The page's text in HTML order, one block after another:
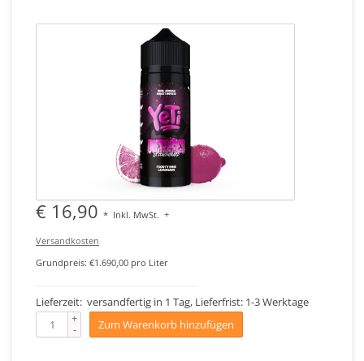
€ 16,90 * Inkl. MwSt. +
Versandkosten
Grundpreis: €1.690,00 pro Liter
Lieferzeit: versandfertig in 1 Tag, Lieferfrist: 1-3 Werktage
+
- Zum Warenkorb hinzufügen